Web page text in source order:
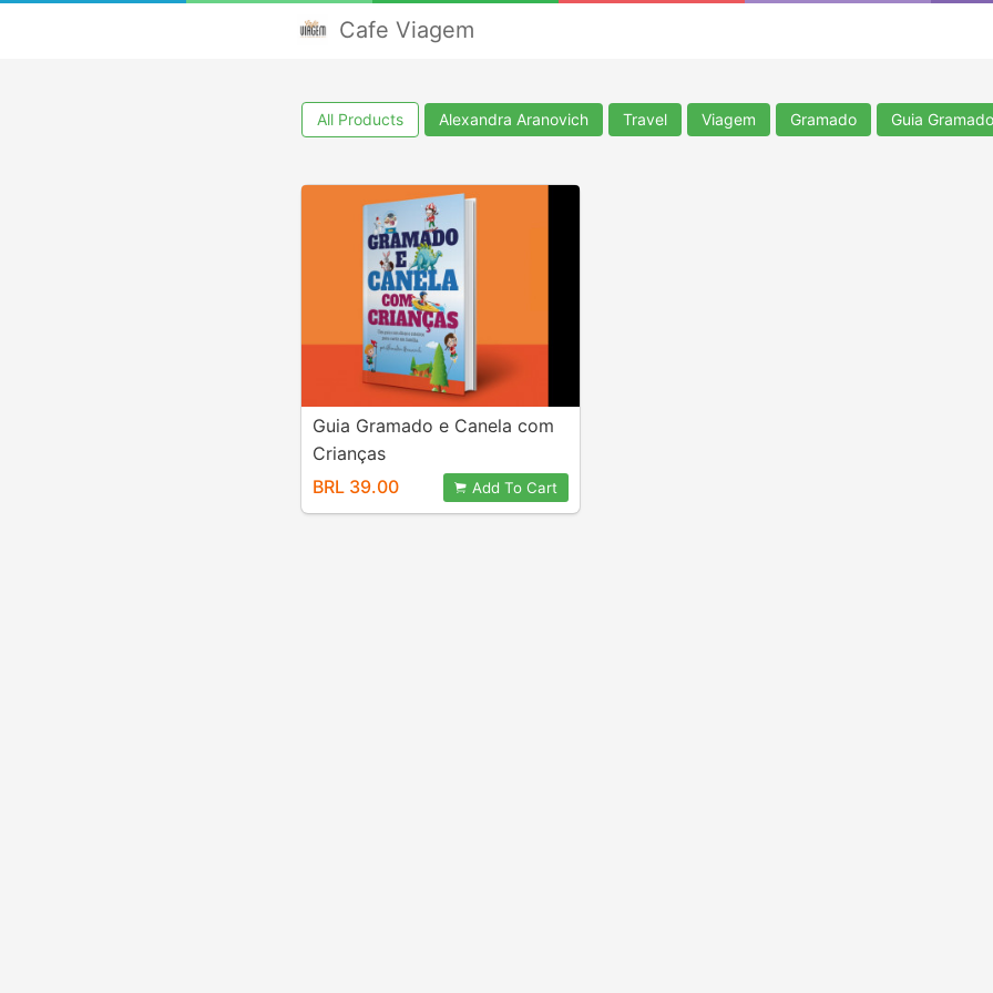
Cafe Viagem
All Products Alexandra Aranovich Travel Viagem Gramado Guia Gramado
Guia Gramado e Canela com
Crianças
BRL 39.00
Add To Cart